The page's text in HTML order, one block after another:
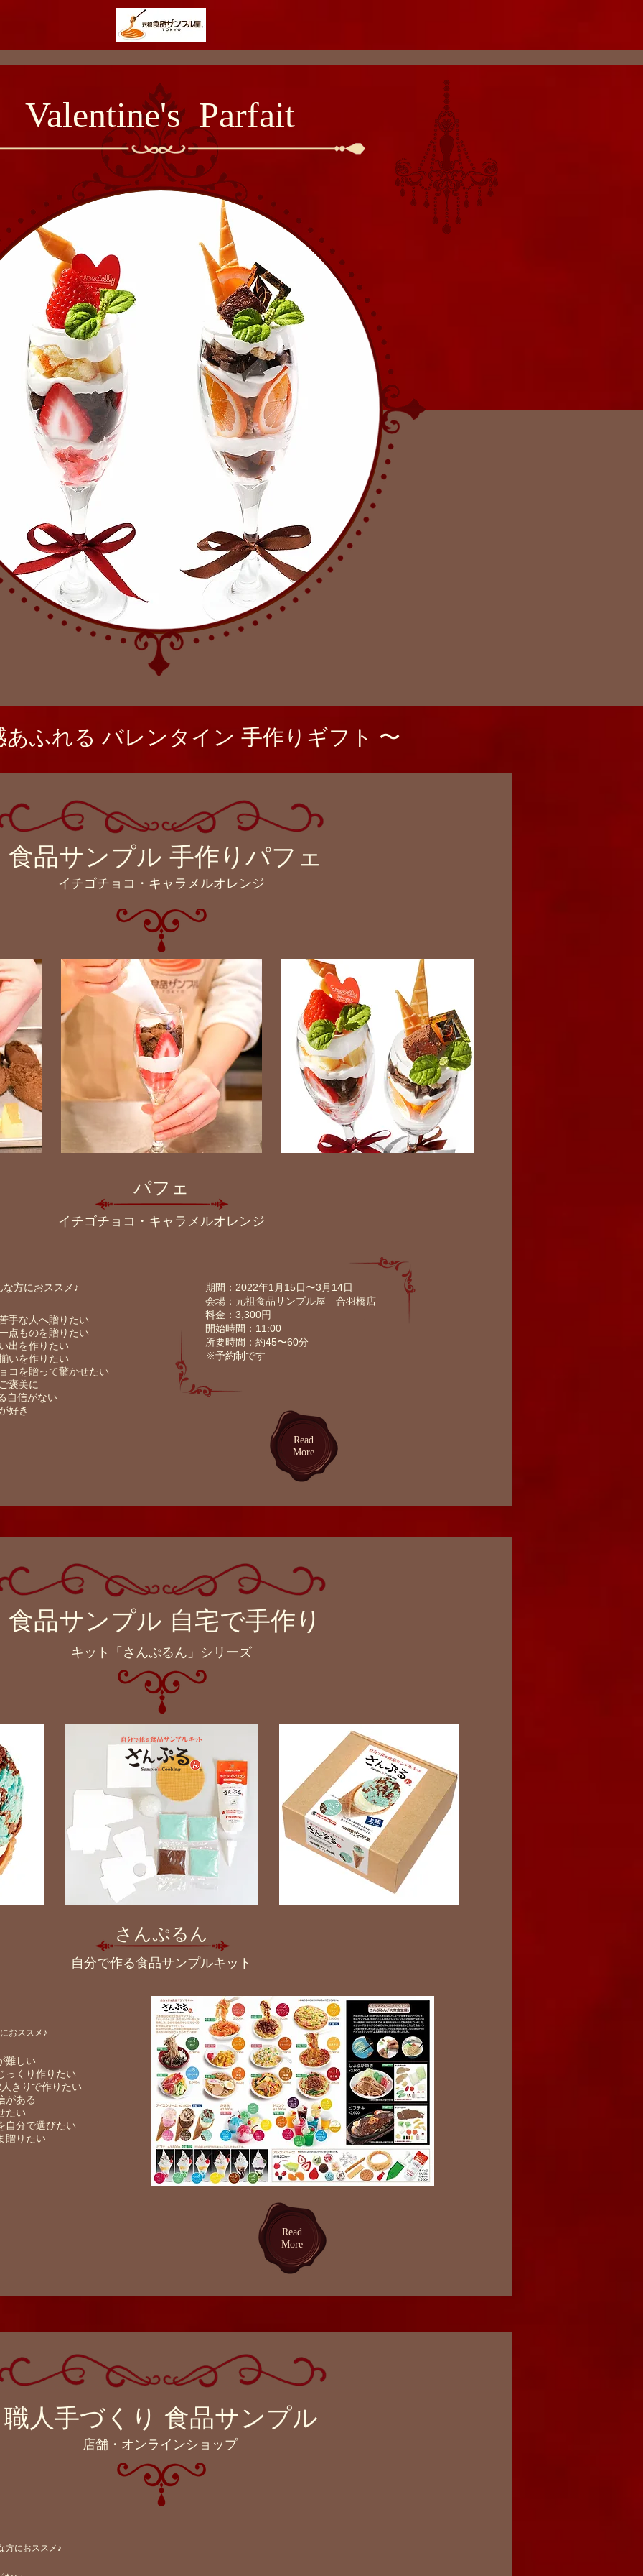
Valentine's Parfait
あふれる バレンタイン 手作りギフト 〜
食品サンプル​ 手作りパフェ
イチゴチョコ・キャラメルオレンジ
​パフェ
イチゴチョコ・キャラメルオレンジ
な方におススメ♪
手な人へ贈りたい
点ものを贈りたい
出を作りたい
いを作りたい
コを贈って驚かせたい
褒美に
自信がない
好き
​期間：2022年1月15日〜3月14日
​会場：元祖食品サンプル屋 合羽橋店
​料金：3,300円
​開始時間：11:00
​所要時間：約45〜60分
​※予約制です
​Read
More
食品サンプル​ 自宅で手作り
​キット「さんぷるん」シリーズ
​さんぷるん
​自分で作る食品サンプルキット
おススメ♪
難しい
くり作りたい
きりで作りたい
がある
たい
分で選びたい
贈りたい
​Read
More
職人手づくり 食品サンプル​
店舗・​オンラインショップ
方におススメ♪